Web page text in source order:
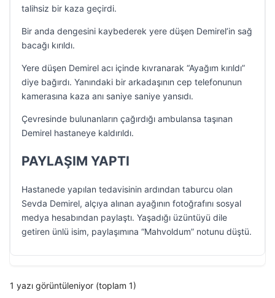
talihsiz bir kaza geçirdi.
Bir anda dengesini kaybederek yere düşen Demirel’in sağ
bacağı kırıldı.
Yere düşen Demirel acı içinde kıvranarak “Ayağım kırıldı”
diye bağırdı. Yanındaki bir arkadaşının cep telefonunun
kamerasına kaza anı saniye saniye yansıdı.
Çevresinde bulunanların çağırdığı ambulansa taşınan
Demirel hastaneye kaldırıldı.
PAYLAŞIM YAPTI
Hastanede yapılan tedavisinin ardından taburcu olan
Sevda Demirel, alçıya alınan ayağının fotoğrafını sosyal
medya hesabından paylaştı. Yaşadığı üzüntüyü dile
getiren ünlü isim, paylaşımına “Mahvoldum” notunu düştü.
1 yazı görüntüleniyor (toplam 1)